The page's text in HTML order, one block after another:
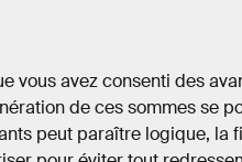
vous avez consenti des
de ces sommes se
peut paraître logique, la